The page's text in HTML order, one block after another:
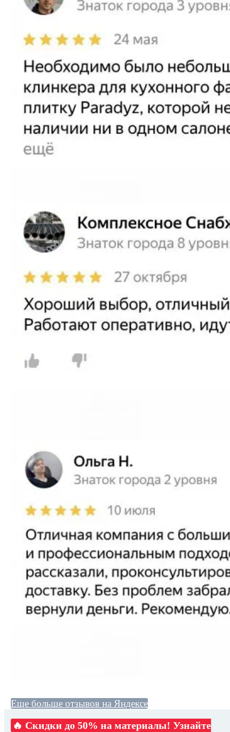
Еще больше отзывов на Яндексе
🔥 Скидки до 50% на материалы! Узнайте